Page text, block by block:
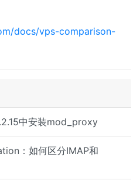
中安装mod_proxy
：如何区分IMAP和
docs/vps-comparison-